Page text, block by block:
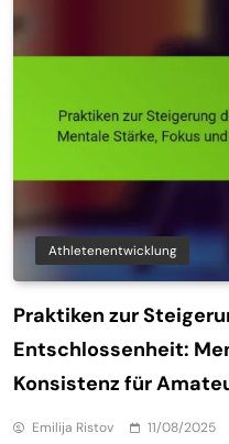
Athletenentwicklung
Praktiken zur
Entschlossenheit:
Konsistenz für
Emilija Ristov 11/08/2025